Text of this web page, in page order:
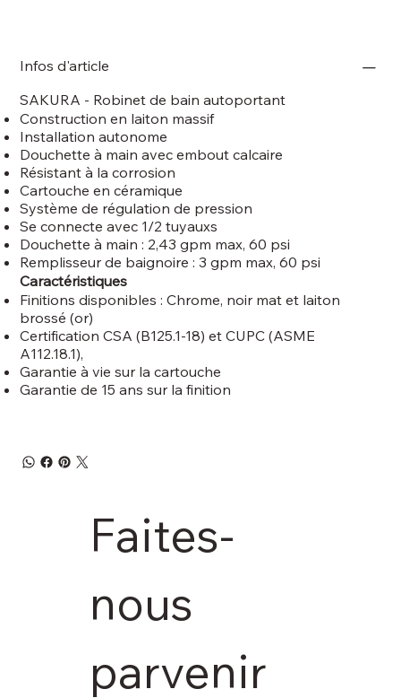
Infos d'article
SAKURA - Robinet de bain autoportant
Construction en laiton massif
Installation autonome
Douchette à main avec embout calcaire
Résistant à la corrosion
Cartouche en céramique
Système de régulation de pression
Se connecte avec 1/2 tuyauxs
Douchette à main : 2,43 gpm max, 60 psi
Remplisseur de baignoire : 3 gpm max, 60 psi
Caractéristiques
Finitions disponibles : Chrome, noir mat et laiton
brossé (or)
Certification CSA (B125.1-18) et CUPC (ASME
A112.18.1),
Garantie à vie sur la cartouche
Garantie de 15 ans sur la finition
Faites-
nous
parvenir